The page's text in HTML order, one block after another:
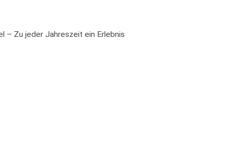
– Zu jeder Jahreszeit ein Erlebnis